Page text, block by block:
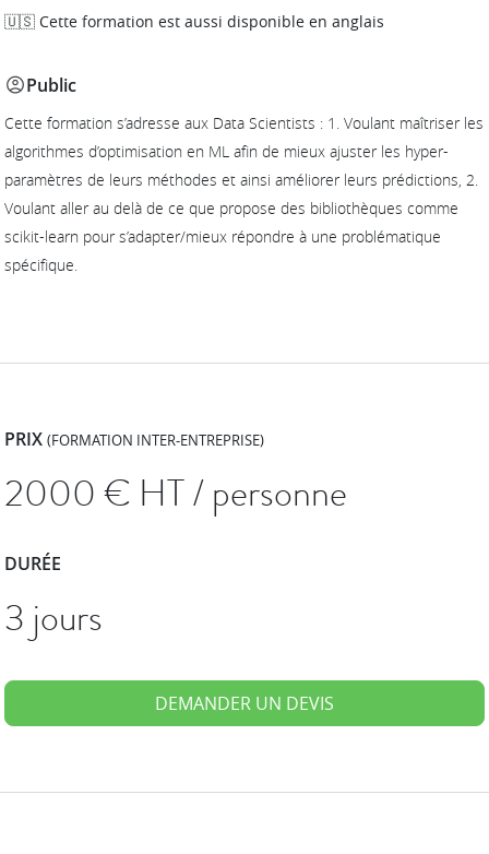
🇺🇸 Cette formation est aussi disponible en anglais
Public
Cette formation s’adresse aux Data Scientists : 1. Voulant maîtriser les
algorithmes d’optimisation en ML afin de mieux ajuster les hyper-
paramètres de leurs méthodes et ainsi améliorer leurs prédictions, 2.
Voulant aller au delà de ce que propose des bibliothèques comme
scikit-learn pour s’adapter/mieux répondre à une problématique
spécifique.
PRIX(FORMATION INTER-ENTREPRISE)
2000€ HT / personne
DURÉE
3 jours
DEMANDER UN DEVIS